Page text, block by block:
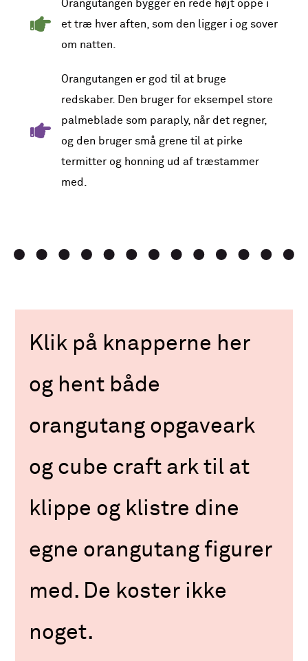
Orangutangen bygger en rede højt oppe i
et træ hver aften, som den ligger i og sover
om natten.
Orangutangen er god til at bruge
redskaber. Den bruger for eksempel store
palmeblade som paraply, når det regner,
og den bruger små grene til at pirke
termitter og honning ud af træstammer
med.
Klik på knapperne her
og hent både
orangutang opgaveark
og cube craft ark til at
klippe og klistre dine
egne orangutang figurer
med. De koster ikke
noget.